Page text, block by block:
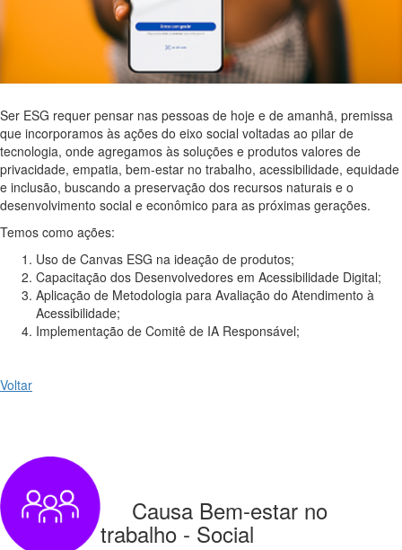
Ser ESG requer pensar nas pessoas de hoje e de amanhã, premissa
que incorporamos às ações do eixo social voltadas ao pilar de
tecnologia, onde agregamos às soluções e produtos valores de
privacidade, empatia, bem-estar no trabalho, acessibilidade, equidade
e inclusão, buscando a preservação dos recursos naturais e o
desenvolvimento social e econômico para as próximas gerações.
Temos como ações:
Uso de Canvas ESG na ideação de produtos;
Capacitação dos Desenvolvedores em Acessibilidade Digital;
Aplicação de Metodologia para Avaliação do Atendimento à
Acessibilidade;
Implementação de Comitê de IA Responsável;
Voltar
Causa Bem-estar no
trabalho - Social